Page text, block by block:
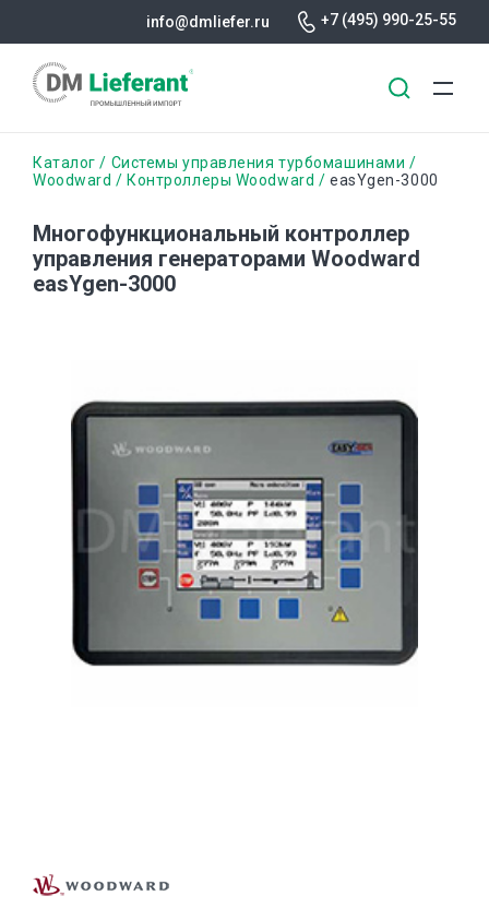
содержанию
info@dmliefer.ru +7 (495) 990-25-55
Строка
Каталог
Системы управления турбомашинами
Woodward
Контроллеры Woodward easYgen-3000
Многофункциональный контроллер
управления генераторами Woodward
easYgen-3000